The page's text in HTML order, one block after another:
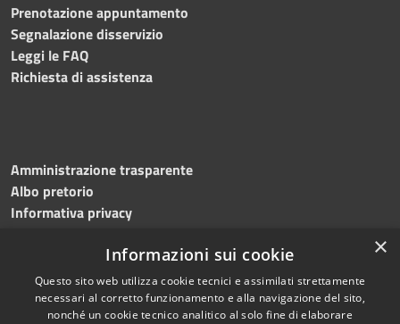
Prenotazione appuntamento
Segnalazione disservizio
Leggi le FAQ
Richiesta di assistenza
Amministrazione trasparente
Albo pretorio
Informativa privacy
Dichiarazione di accessibilità Meccanismo di feedback ×
Informazioni sui cookie
Questo sito web utilizza cookie tecnici e assimilati strettamente
necessari al corretto funzionamento e alla navigazione del sito,
nonché un cookie tecnico analitico al solo fine di elaborare